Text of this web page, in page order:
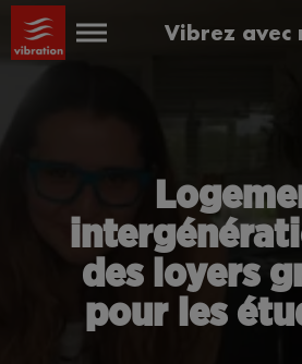
Vibrez avec
des loyers
pour les